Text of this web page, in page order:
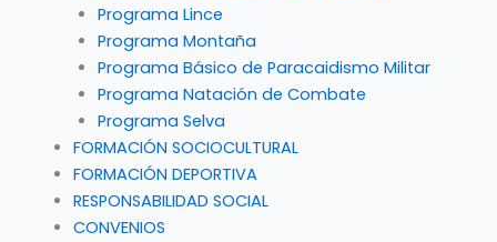
Programa Lince
Programa Montaña
Programa Básico de Paracaidismo Militar
Programa Natación de Combate
Programa Selva
FORMACIÓN SOCIOCULTURAL
FORMACIÓN DEPORTIVA
RESPONSABILIDAD SOCIAL
CONVENIOS